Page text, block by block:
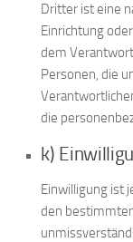
Dritter ist eine
Einrichtung
dem
Personen, die
die
k)
Einwilligung ist
den